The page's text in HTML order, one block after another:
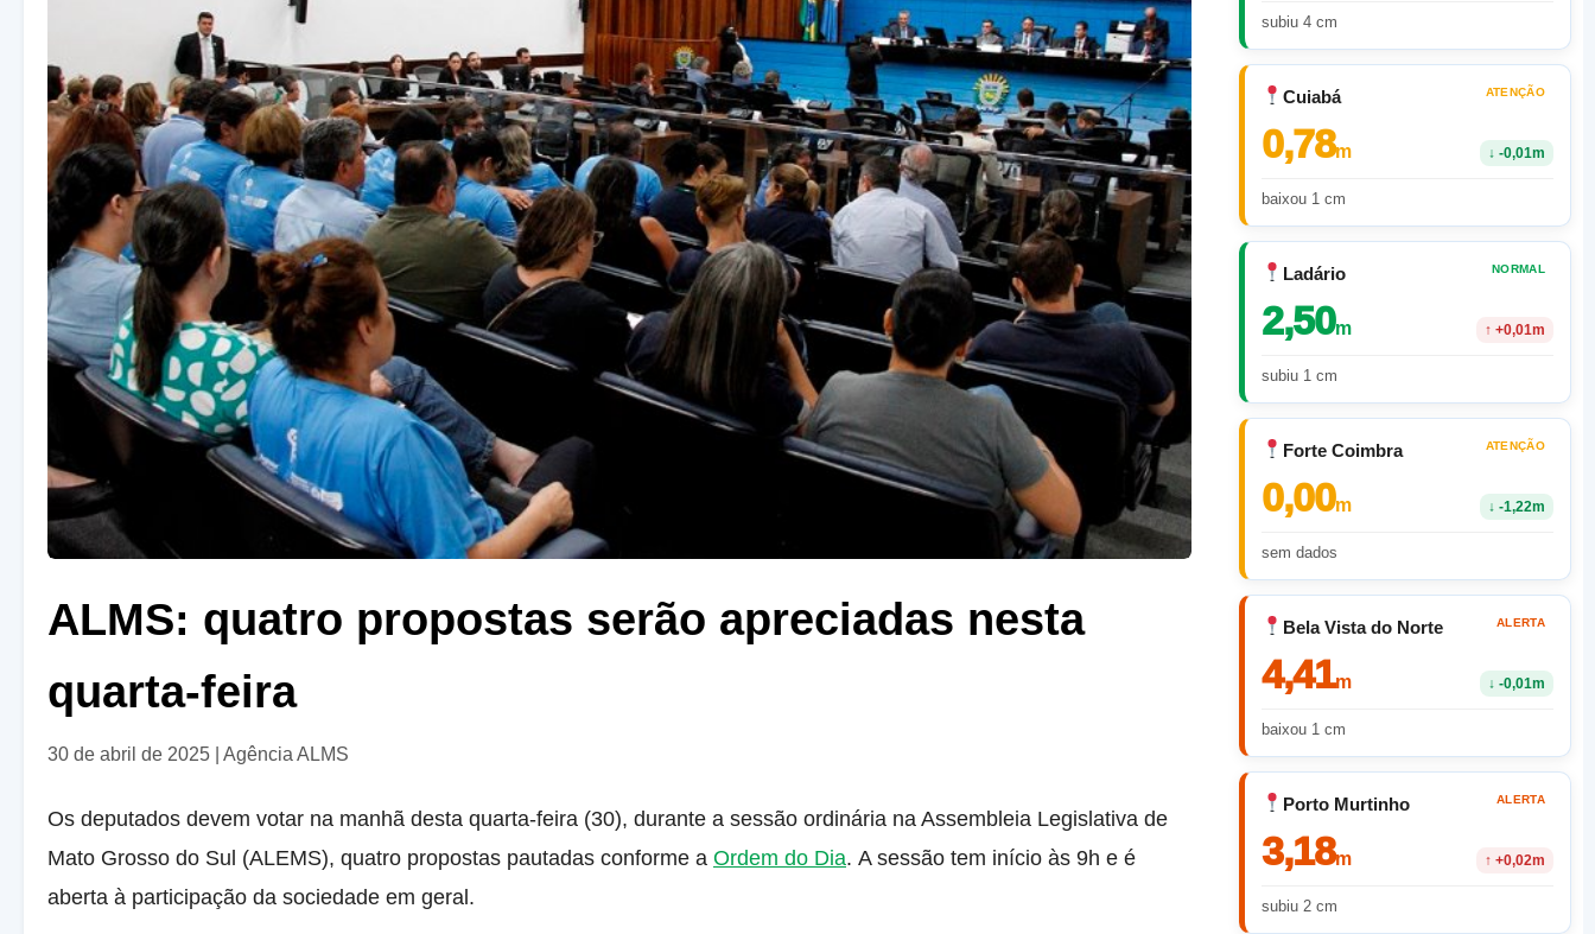
ALMS: quatro propostas serão apreciadas nesta
quarta-feira
30 de abril de 2025 Agência ALMS
Os deputados devem votar na manhã desta quarta-feira (30), durante a sessão ordinária na Assembleia Legislativa de
Mato Grosso do Sul (ALEMS), quatro propostas pautadas conforme a Ordem do Dia. A sessão tem início às 9h e é
aberta à participação da sociedade em geral.
subiu 4 cm
Cuiabá ATENÇÃO
0,78m ↓ -0,01m
baixou 1 cm
Ladário NORMAL
2,50m ↑ +0,01m
subiu 1 cm
Forte Coimbra ATENÇÃO
0,00m ↓ -1,22m
sem dados
Bela Vista do Norte ALERTA
4,41m ↓ -0,01m
baixou 1 cm
Porto Murtinho ALERTA
3,18m ↑ +0,02m
subiu 2 cm